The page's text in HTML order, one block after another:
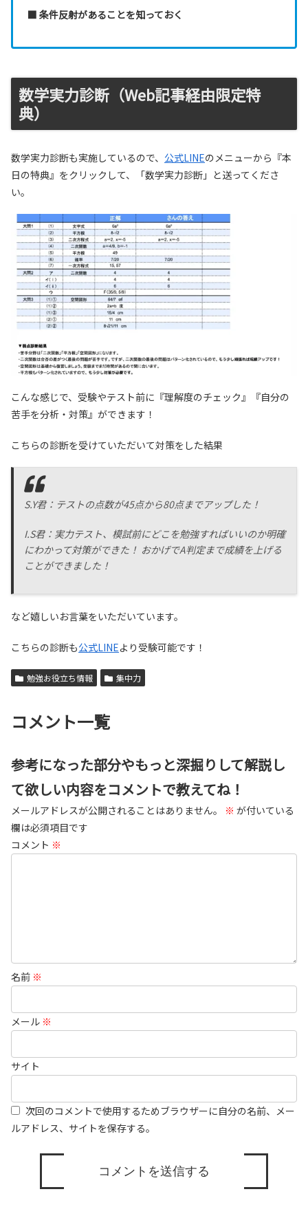
■ 条件反射があることを知っておく
数学実力診断（Web記事経由限定特
典）
数学実力診断も実施しているので、 公式LINEのメニューから『本
日の特典』をクリックして、「数学実力診断」と送ってくださ
い。
こんな感じで、受験やテスト前に『理解度のチェック』『自分の
苦手を分析・対策』ができます！
こちらの診断を受けていただいて対策をした結果
S.Y君：テストの点数が45点から80点までアップした！
I.S君：実力テスト、模試前にどこを勉強すればいいのか明確
にわかって対策ができた！ おかげでA判定まで成績を上げる
ことができました！
など嬉しいお言葉をいただいています。
こちらの診断も公式LINEより受験可能です！
勉強お役立ち情報 集中力
コメント一覧
参考になった部分やもっと深掘りして解説し
て欲しい内容をコメントで教えてね！
メールアドレスが公開されることはありません。 ※ が付いている
欄は必須項目です
コメント ※
名前 ※
メール ※
サイト
次回のコメントで使用するためブラウザーに自分の名前、メー
ルアドレス、サイトを保存する。